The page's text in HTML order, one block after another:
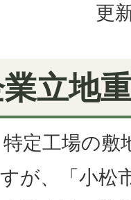
更
立地
定工場の敷
が、「小松